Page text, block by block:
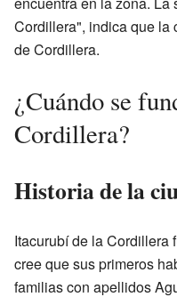
Cordillera", indica que la
de Cordillera.
¿Cuándo se
Cordillera?
Historia de la
Itacurubí de la Cordillera
cree que sus primeros
familias con apellidos